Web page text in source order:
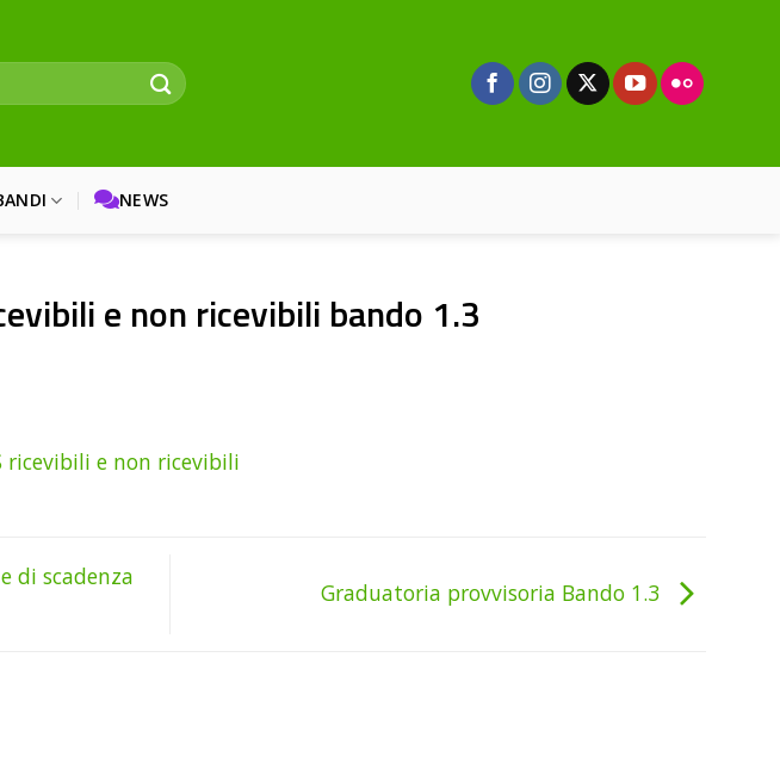
NEWS
e non ricevibili bando 1.3
ricevibili e non ricevibili
di scadenza
Graduatoria provvisoria Bando 1.3